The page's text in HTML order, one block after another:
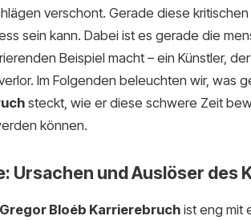
verschont. Gerade diese
sein kann. Dabei ist es gerade die
Beispiel macht – ein Künstler,
Im Folgenden beleuchten wir, was
steckt, wie er diese schwere Zeit
können.
Ursachen und Auslöser des
Gregor Bloéb Karrierebruchist eng mit